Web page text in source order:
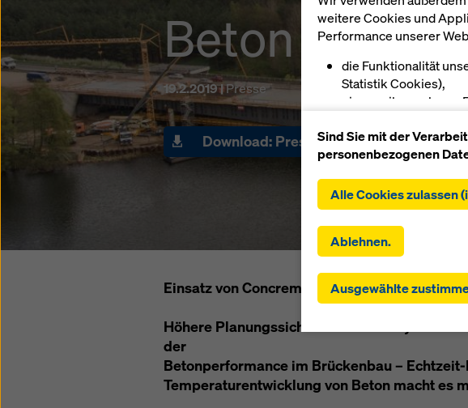
Beton unter
19.2.2019 |Presse
Download: Pressematerial
Einsatz von Concremote im Brückenbau
Höhere Planungssicherheit für Taktzyklen
der
Betonperformance im Brückenbau –
Temperaturentwicklung von Beton macht es
weitere Cookies und
Performance unserer
die Funktionalität
Statistik Cookies),
einen reibungslosen
passende Werbung
schalten (Marketing-
Indem Sie auf "Alle
der Installation und
ausgewählten Cookies
Drittstaaten wie die USA
Einstellungen auch
in denen kein
angemessenen
übermittelten Daten
Kontroll- und
wirksamen Rechtsbehelfe
einwilligungspflichtigen
Sind Sie mit der
personenbezogenen
Alle Cookies zulassen
Ablehnen.
Ausgewählte